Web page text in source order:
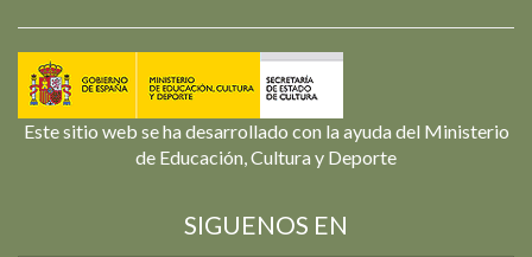
Este sitio web se ha desarrollado con la ayuda del Ministerio
de Educación, Cultura y Deporte
SIGUENOS EN